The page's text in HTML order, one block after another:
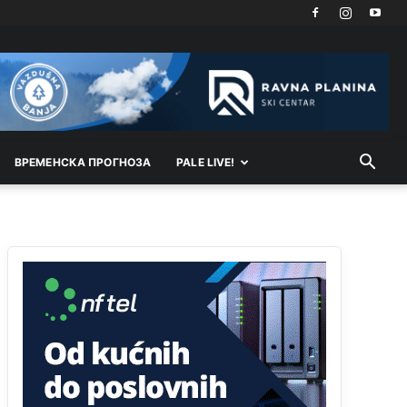
ВРEМEНСКА ПРОГНОЗА PALE LIVE!
pomoćnike (koji zapravo glasaju po nalogu
političkih partija, a ne po želji birača).
Анонимно2818605 11:28
BiH, u Bosni i Hercegovini je 1.229.972 građana
stanovništva starijeg od 10 godina
tehnologijama, čak 33,4% domaćinstava u BiH
uopšte nema pristup računaru bilo koje vrste
(desktop, laptop ili tablet
Анонимно2818605
11:34
Najveći dio populacije starije od 65 godina
uopšte ne koristi internet, niti ima pristup
računarima